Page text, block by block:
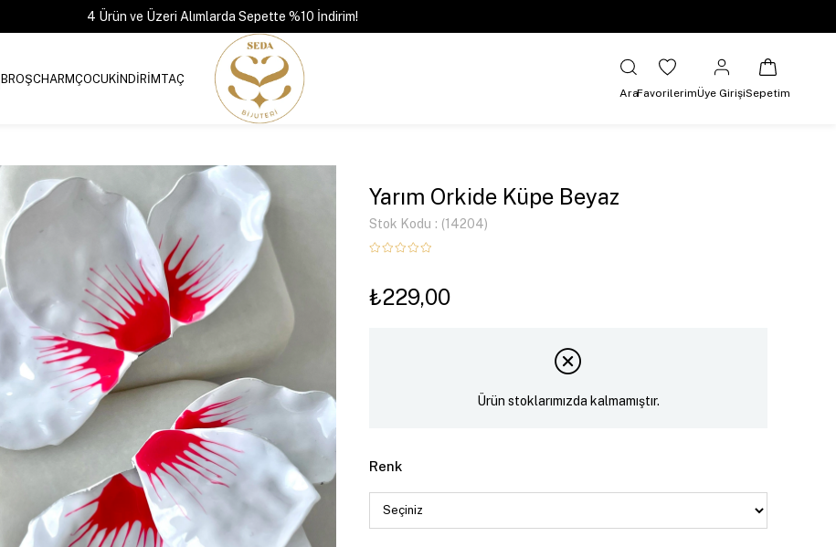
4 Ürün ve Üzeri Alımlarda Sepette %10 İndirim!
BROŞCHARMÇOCUKİNDİRİMTAÇ
AraFavorilerimÜye GirişiSepetim
Yarım Orkide Küpe Beyaz
Stok Kodu (14204)
₺229,00
Ürün stoklarımızda kalmamıştır.
Renk